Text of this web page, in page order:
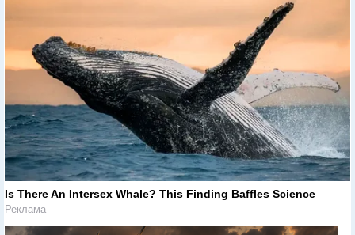
Is There An Intersex Whale? This Finding Baffles Science
Реклама